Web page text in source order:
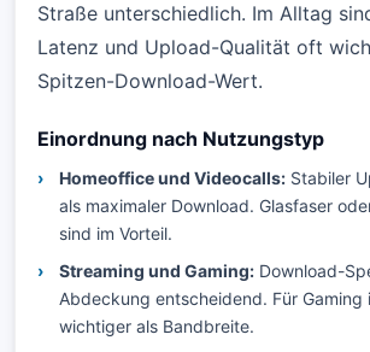
Straße unterschiedlich. Im Alltag
Latenz und Upload-Qualität oft
Spitzen-Download-Wert.
Einordnung nach Nutzungstyp
Homeoffice und Videocalls: Stabiler
als maximaler Download. Glasfaser
sind im Vorteil.
Streaming und Gaming: Download-
Abdeckung entscheidend. Für Gaming
wichtiger als Bandbreite.